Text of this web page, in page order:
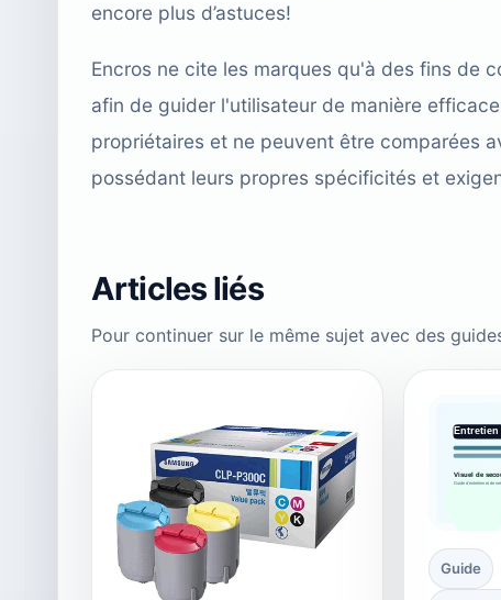
encore plus d’astuces!
Encros ne cite les marques qu'à des fins de
afin de guider l'utilisateur de manière
propriétaires et ne peuvent être comparées
possédant leurs propres spécificités et
Articles liés
Pour continuer sur le même sujet avec des
Guide